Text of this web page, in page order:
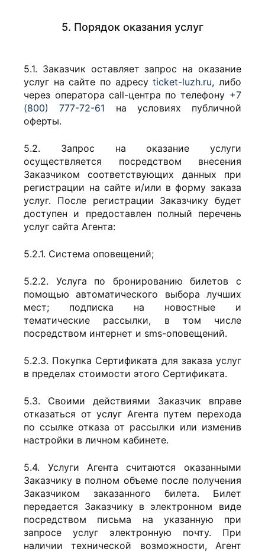
5. Порядок оказания услуг
5.1. Заказчик оставляет запрос на оказание
услуг на сайте по адресуticket-luzh.ru, либо
через оператора call-центра по телефону +7
(800) 777-72-61 на условиях публичной
оферты.
5.2. Запрос на оказание услуги
осуществляется посредством внесения
Заказчиком соответствующих данных при
регистрации на сайте и/или в форму заказа
услуг. После регистрации Заказчику будет
доступен и предоставлен полный перечень
услуг сайта Агента:
5.2.1. Система оповещений;
5.2.2. Услуга по бронированию билетов с
помощью автоматического выбора лучших
мест; подписка на новостные и
тематические рассылки, в том числе
посредством интернет и sms-оповещений.
5.2.3. Покупка Сертификата для заказа услуг
в пределах стоимости этого Сертификата.
5.3. Своими действиями Заказчик вправе
отказаться от услуг Агента путем перехода
по ссылке отказа от рассылки или изменив
настройки в личном кабинете.
5.4. Услуги Агента считаются оказанными
Заказчику в полном объеме после получения
Заказчиком заказанного билета. Билет
передается Заказчику в электронном виде
посредством письма на указанную при
запросе услуг электронную почту. При
наличии технической возможности, Агент